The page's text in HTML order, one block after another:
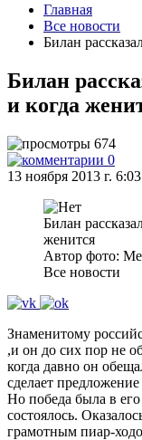
Главная
Все новости
Билан
Билан
и когда
674
0
13 ноября 2013 г. 6:03
Билан
женится
Автор фото:
Все новости
Знаменитому
,и он до сих пор не
когда давно он
сделает
Но победа была в
состоялось.
грамотным пиар-